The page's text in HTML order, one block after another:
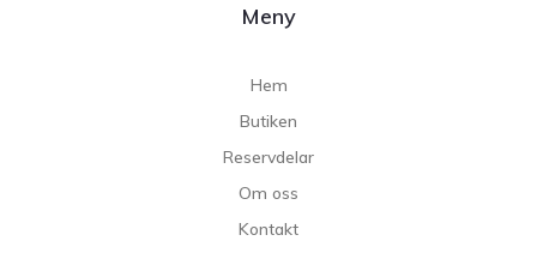
Meny
Hem
Butiken
Reservdelar
Om oss
Kontakt